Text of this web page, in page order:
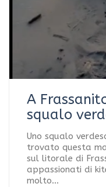
A
squalo
Uno squalo
trovato questa
sul litorale di
appassionati di
molto…